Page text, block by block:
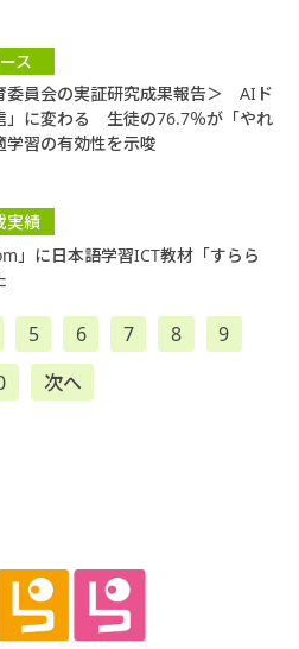
ス
委員会の実証研究成果報告＞ AIド
」に変わる 生徒の76.7％が「やれ
習の有効性を示唆
実績
」に日本語学習ICT教材「すらら
5 6 7 8
9
次へ